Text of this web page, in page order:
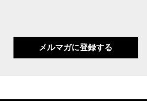
メルマガに登録する